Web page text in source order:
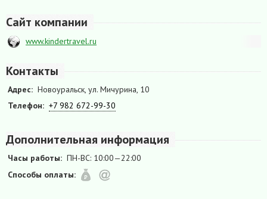
Сайт компании
www.kindertravel.ru
Контакты
Адрес: Новоуральск, ул. Мичурина, 10
Телефон: +7 982 672-99-30
Дополнительная информация
Часы работы: ПН-ВС: 10:00—22:00
Способы оплаты: